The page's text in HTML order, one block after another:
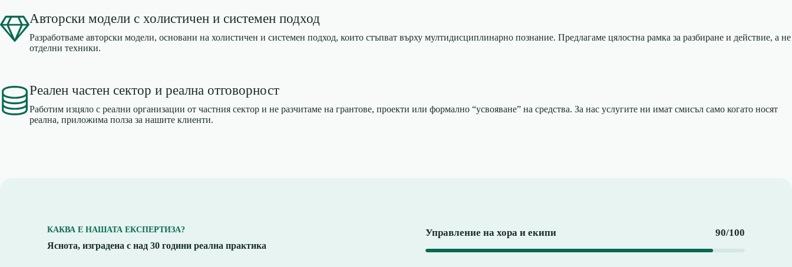
Авторски модели с холистичен и системен подход
Разработваме авторски модели, основани на холистичен и системен подход, които стъпват върху мултидисциплинарно познание. Предлагаме цялостна рамка за разбиране и действие, а не
отделни техники.
Реален частен сектор и реална отговорност
Работим изцяло с реални организации от частния сектор и не разчитаме на грантове, проекти или формално “усвояване” на средства. За нас услугите ни имат смисъл само когато носят
реална, приложима полза за нашите клиенти.
КАКВА Е НАШАТА ЕКСПЕРТИЗА?
Яснота, изградена с над 30 години реална практика
Управление на хора и екипи 90/100